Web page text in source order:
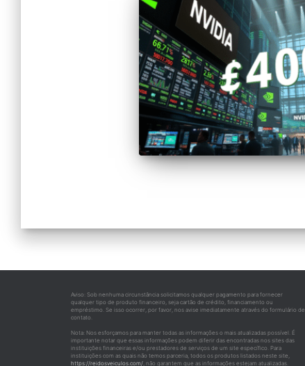
Aviso: Sob nenhuma circunstância solicitamos qualquer pagamento para fornecer
qualquer tipo de produto financeiro, seja cartão de crédito, financiamento ou
empréstimo. Se isso ocorrer, por favor, nos avise imediatamente através do formulário de
contato.
Nota: Nos esforçamos para manter todas as informações o mais atualizadas possível. É
importante notar que essas informações podem diferir das encontradas nos sites das
instituições financeiras e/ou prestadores de serviços de um site específico. Para
instituições com as quais não temos parceria, todos os produtos listados neste site,
https://reidosveiculos.com/, não garantem que as informações estejam atualizadas.